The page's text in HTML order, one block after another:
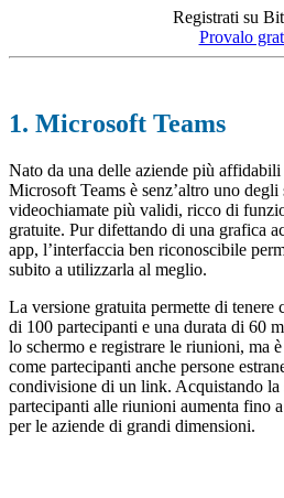
Registrati su
Provalo
1. Microsoft Teams
Nato da una delle aziende più
Microsoft Teams è senz’altro uno
videochiamate più validi, ricco di
gratuite. Pur difettando di una grafica
app, l’interfaccia ben riconoscibile
subito a utilizzarla al meglio.
La versione gratuita permette di tenere
di 100 partecipanti e una durata di 60
lo schermo e registrare le riunioni, ma
come partecipanti anche persone
condivisione di un link. Acquistando la
partecipanti alle riunioni aumenta fino
per le aziende di grandi dimensioni.